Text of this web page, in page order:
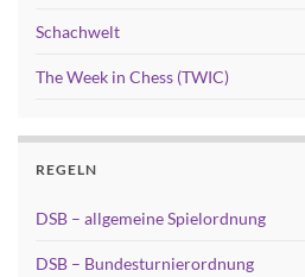
Schachwelt
The Week in Chess (TWIC)
REGELN
DSB – allgemeine Spielordnung
DSB – Bundesturnierordnung